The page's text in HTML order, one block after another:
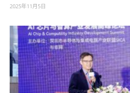
2025年11月5日